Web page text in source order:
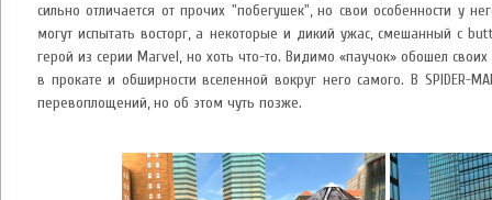
сильно отличается от прочих "побегушек", но свои особенности у
могут испытать восторг, а некоторые и дикий ужас, смешанный с
герой из серии Marvel, но хоть что-то. Видимо «паучок» обошел
в прокате и обширности вселенной вокруг него самого. В SPIDER-
перевоплощений, но об этом чуть позже.